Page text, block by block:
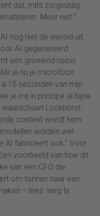
dat, mits zorgvuldig
Meer niet.”
nog niet de wereld uit.
AI gegenereerd
een groeiend risico
je nu je microfoon
15 seconden van mijn
je mij in principe al bijna
waarschuwt Lockhorst.
content wordt hem
worden wel
AI fabriceert ook.” Voor
voorbeeld van hoe dit
van een CFO die
om tonnen naar een
– lees: weg te